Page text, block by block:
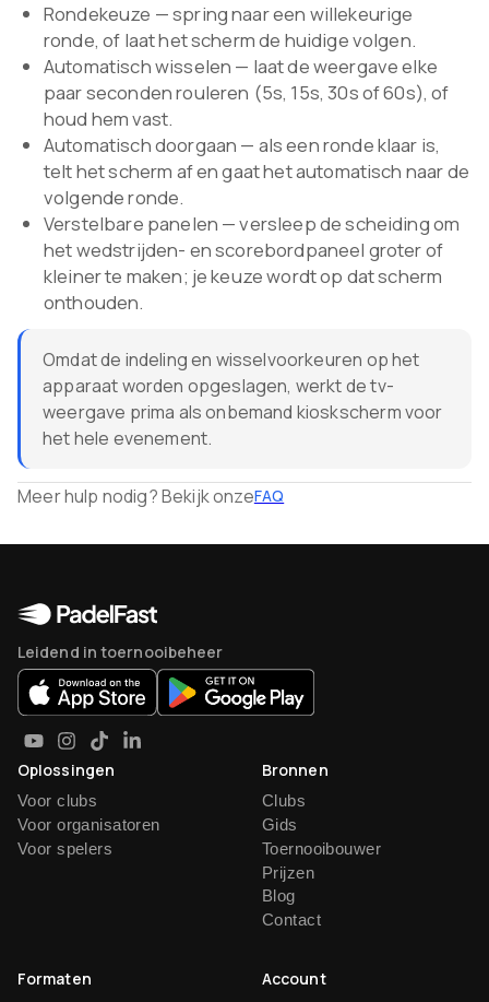
Rondekeuze — spring naar een willekeurige
ronde, of laat het scherm de huidige volgen.
Automatisch wisselen — laat de weergave elke
paar seconden rouleren (5s, 15s, 30s of 60s), of
houd hem vast.
Automatisch doorgaan — als een ronde klaar is,
telt het scherm af en gaat het automatisch naar de
volgende ronde.
Verstelbare panelen — versleep de scheiding om
het wedstrijden- en scorebordpaneel groter of
kleiner te maken; je keuze wordt op dat scherm
onthouden.
Omdat de indeling en wisselvoorkeuren op het
apparaat worden opgeslagen, werkt de tv-
weergave prima als onbemand kioskscherm voor
het hele evenement.
Meer hulp nodig? Bekijk onzeFAQ
Leidend in toernooibeheer
Oplossingen
Voor clubs
Voor organisatoren
Voor spelers
Bronnen
Clubs
Gids
Toernooibouwer
Prijzen
Blog
Contact
Formaten Account